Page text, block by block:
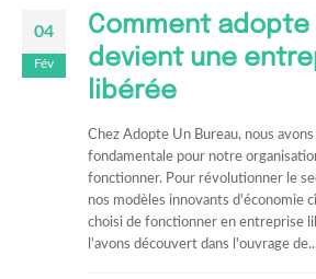
04
Fév
Comment adopte
devient une
libérée
Chez Adopte Un Bureau, nous
fondamentale pour notre
fonctionner. Pour révolutionner le
nos modèles innovants d'économie
choisi de fonctionner en entreprise
l'avons découvert dans l'ouvrage